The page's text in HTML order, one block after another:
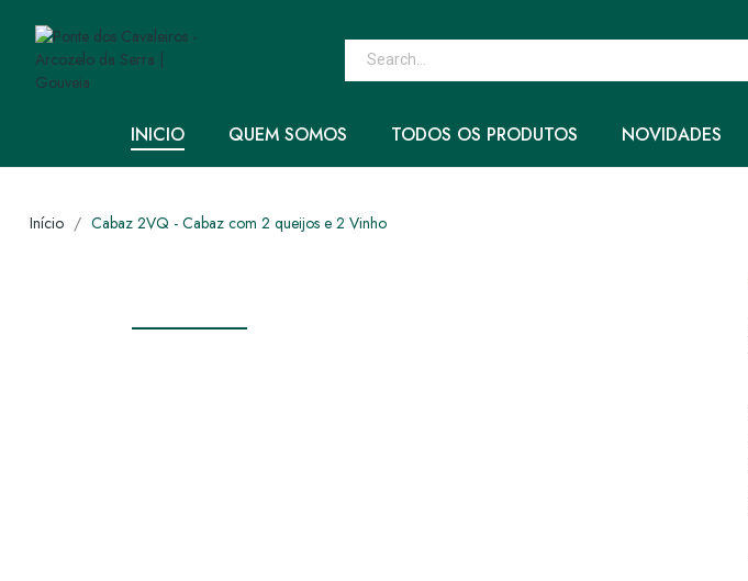
INICIO QUEM SOMOS TODOS OS PRODUTOS NOVIDADES
Início Cabaz 2VQ - Cabaz com 2 queijos e 2 Vinho